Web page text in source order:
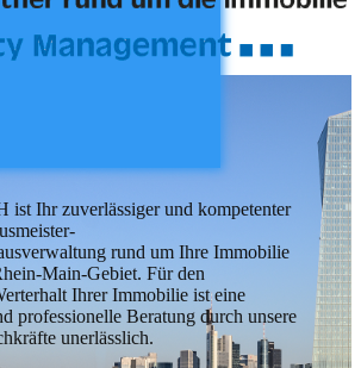
ist Ihr zuverlässiger und kompetenter
rund um Ihre Immobilie
Main-Gebiet. Für den
Ihrer Immobilie ist eine
professionelle Beratung durch unsere
unerlässlich.